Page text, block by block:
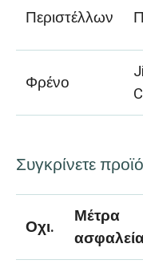
Περιστέλλων
Φρένο
Συγκρίνετε
Οχι.
Μέτρα